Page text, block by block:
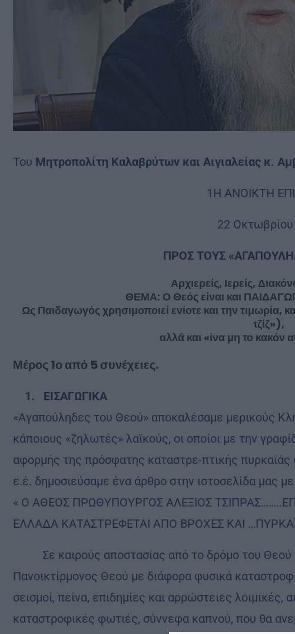
Του Μητροπολίτη Καλαβρύτων και Αιγιαλείας κ.
1Η ΑΝΟΙΚΤΗ
22
ΠΡΟΣ ΤΟΥΣ
Αρχιερείς, Ιερείς,
ΘΕΜΑ: Ο Θεός είναι και
Ως Παιδαγωγός χρησιμοποιεί ενίοτε και την τιμωρία,
τζίζ»),
αλλά και «ίνα μη το κακόν
Μέρος 1ο από 5 συνέχειες.
1. ΕΙΣΑΓΩΓΙΚΑ
«Αγαπούληδες του Θεού» αποκαλέσαμε μερικούς
κάποιους «ζηλωτές» λαϊκούς, οι οποίοι με την
αφορμής της πρόσφατης καταστρε-πτικής πυρκαϊάς
ε.έ. δημοσιεύσαμε ένα άρθρο στην ιστοσελίδα μας
« Ο ΑΘΕΟΣ ΠΡΩΘΥΠΟΥΡΓΟΣ ΑΛΕΞΙΟΣ
ΕΛΛΑΔΑ ΚΑΤΑΣΤΡΕΦΕΤΑΙ ΑΠΟ ΒΡΟΧΕΣ ΚΑΙ
Σε καιρούς αποστασίας από το δρόμο του Θεού
Πανοικτίρμονος Θεού με διάφορα φυσικά
σεισμοί, πείνα, επιδημίες και αρρώστειες λοιμικές,
καταστροφικές φωτιές, σύννεφα καπνού, που θα